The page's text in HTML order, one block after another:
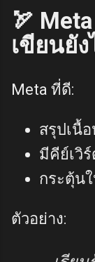
🏹
เขียนยัง
Meta ที่ดี:
สรุปเนื้
มีคีย์เวิร์
กระตุ้น
ตัวอย่าง: